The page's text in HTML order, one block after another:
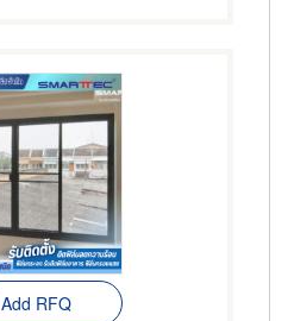
Add RFQ